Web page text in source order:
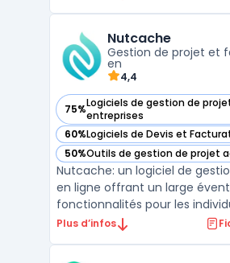
les entreprises à minimiser les
d'impa ...
Nutcache
Gestion de projet et
en
4,4
75%Logiciels de gestion de
entreprises
— voir Nutcache dans cette
60%Logiciels de Devis et
— voir Nutcache dans cette
50%Outils de gestion de projet
— voir Nutcache dans cette
Nutcache: un logiciel de
en ligne offrant un large
fonctionnalités pour les
équipes et les entreprises de
Plus d’infos